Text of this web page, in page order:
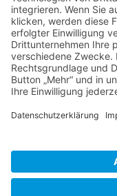
Anfragen bitte direkt per
vera.schulze-
Vera Schulze-Brockamp
vera.schulze-
Tel. 08638 - 98 44 950
84574Taufkirchen
Impressum